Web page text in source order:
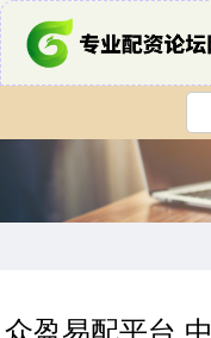
众盈易配平台